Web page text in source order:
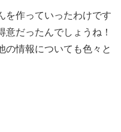
を作っていったわけです
だったんでしょうね！
の情報についても色々と